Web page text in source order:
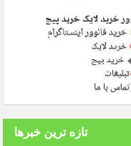
تازه ترین خبرها